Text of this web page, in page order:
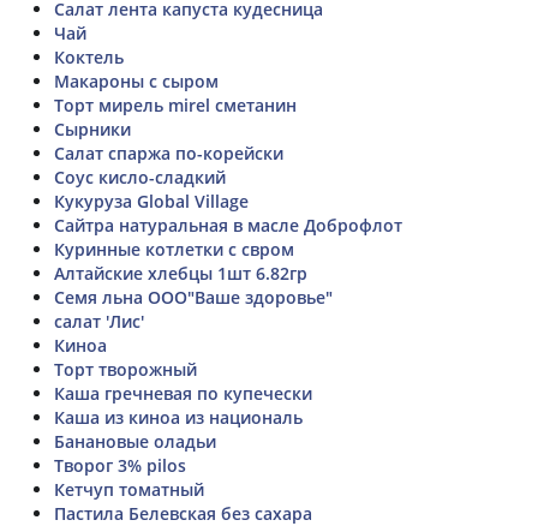
Салат лента капуста кудесница
Чай
Коктель
Макароны с сыром
Торт мирель mirel сметанин
Сырники
Салат спаржа по-корейски
Соус кисло-сладкий
Кукуруза Global Village
Сайтра натуральная в масле Доброфлот
Куринные котлетки с свром
Алтайские хлебцы 1шт 6.82гр
Семя льна ООО"Ваше здоровье"
салат 'Лис'
Киноа
Торт творожный
Каша гречневая по купечески
Каша из киноа из националь
Банановые оладьи
Творог 3% pilos
Кетчуп томатный
Пастила Белевская без сахара